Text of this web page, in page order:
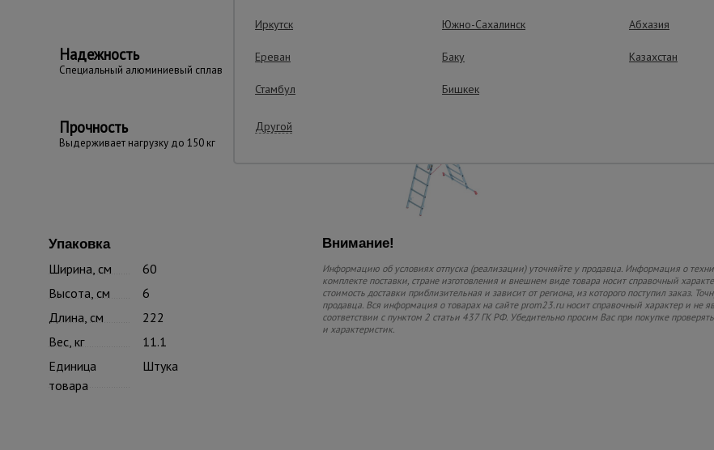
Надежность
Cпециальный алюминиевый сплав
Прочность
Выдерживает нагрузку до 150 кг
Устойчивость
Упаковка
Ширина, см
60
Высота, см
6
Длина, см
222
Вес, кг
11.1
Единица
товара
Штука
Внимание!
Информацию об условиях отпуска (реализации) уточняйте у продавца. Информация о
комплекте поставки, стране изготовления и внешнем виде товара носит справочный
стоимость доставки приблизительная и зависит от региона, из которого поступил заказ.
продавца. Вся информация о товарах на сайте prom23.ru носит справочный характер и не
соответствии с пунктом 2 статьи 437 ГК РФ. Убедительно просим Вас при покупке
и характеристик.
Иркутск Южно-Сахалинск Абхазия
Ереван Баку Казахстан
Стамбул Бишкек
Другой